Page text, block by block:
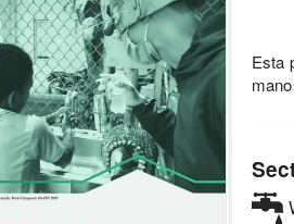
Esta